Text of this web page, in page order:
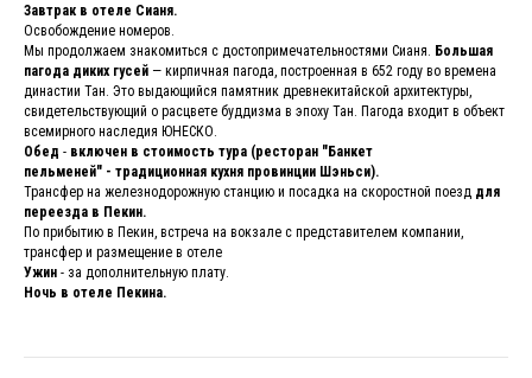
Завтрак в отеле Сианя.
Освобождение номеров.
Мы продолжаем знакомиться с достопримечательностями Сианя. Большая
пагода диких гусей — кирпичная пагода, построенная в 652 году во времена
династии Тан. Это выдающийся памятник древнекитайской архитектуры,
свидетельствующий о расцвете буддизма в эпоху Тан. Пагода входит в объект
всемирного наследия ЮНЕСКО.
Обед - включен в стоимость тура (ресторан "Банкет
пельменей" - традиционная кухня провинции Шэньси).
Трансфер на железнодорожную станцию и посадка на скоростной поезд для
переезда в Пекин.
По прибытию в Пекин, встреча на вокзале с представителем компании,
трансфер и размещение в отеле
Ужин - за дополнительную плату.
Ночь в отеле Пекина.